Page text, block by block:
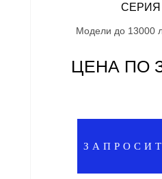
СЕРИЯ
Модели до 13000
ЦЕНА ПО